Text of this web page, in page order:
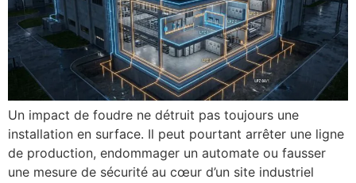
Un impact de foudre ne détruit pas toujours une
installation en surface. Il peut pourtant arrêter une ligne
de production, endommager un automate ou fausser
une mesure de sécurité au cœur d’un site industriel